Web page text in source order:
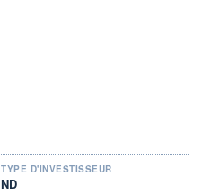
TYPE D'INVESTISSEUR
ND